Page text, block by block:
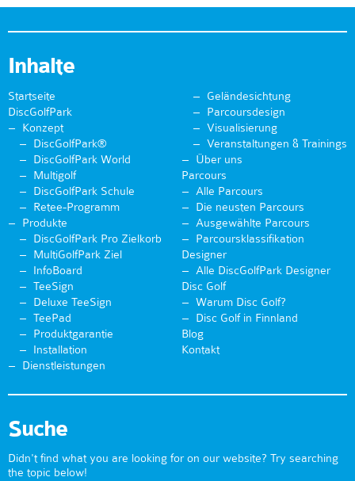
Inhalte
Startseite
DiscGolfPark
Konzept
DiscGolfPark®
DiscGolfPark World
Multigolf
DiscGolfPark Schule
Retee-Programm
Produkte
DiscGolfPark Pro Zielkorb
MultiGolfPark Ziel
InfoBoard
TeeSign
Deluxe TeeSign
TeePad
Produktgarantie
Installation
Dienstleistungen
Geländesichtung
Parcoursdesign
Visualisierung
Veranstaltungen & Trainings
Über uns
Parcours
Alle Parcours
Die neusten Parcours
Ausgewählte Parcours
Parcoursklassifikation
Designer
Alle DiscGolfPark Designer
Disc Golf
Warum Disc Golf?
Disc Golf in Finnland
Blog
Kontakt
Suche
Didn't find what you are looking for on our website? Try searching
the topic below!